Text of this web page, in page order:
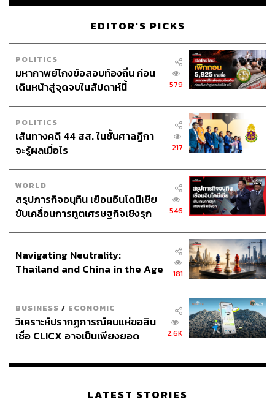
EDITOR'S PICKS
POLITICS
มหากาพย์โกงข้อสอบท้องถิ่น ก่อน
เดินหน้าสู่จุดจบในสัปดาห์นี้
579
POLITICS
เส้นทางคดี 44 สส. ในชั้นศาลฎีกา
จะรู้ผลเมื่อไร
217
WORLD
สรุปภารกิจอนุทิน เยือนอินโดนีเซีย
ขับเคลื่อนการทูตเศรษฐกิจเชิงรุก
546
Navigating Neutrality:
Thailand and China in the Age
181
BUSINESS / ECONOMIC
วิเคราะห์ปรากฏการณ์คนแห่ขอสิน
เชื่อ CLICX อาจเป็นเพียงยอด
เรือนไทยที่ถูกซุกไว้
2.6K
LATEST STORIES